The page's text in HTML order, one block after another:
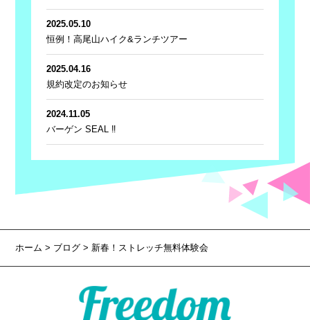
2025.05.10
恒例！高尾山ハイク&ランチツアー
2025.04.16
規約改定のお知らせ
2024.11.05
バーゲン SEAL ‼
ホーム> ブログ > 新春！ストレッチ無料体験会